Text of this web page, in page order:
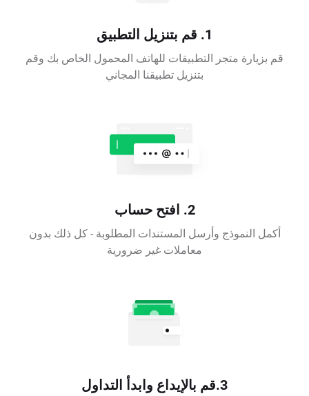
1. قم بتنزيل التطبيق
قم بزيارة متجر التطبيقات للهاتف المحمول الخاص بك وقم
بتنزيل تطبيقنا المجاني
2. افتح حساب
أكمل النموذج وأرسل المستندات المطلوبة - كل ذلك بدون
معاملات غير ضرورية
3.قم بالإيداع وابدأ التداول